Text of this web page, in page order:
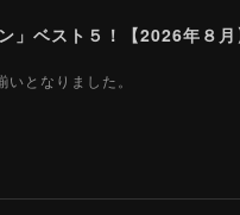
となりました。